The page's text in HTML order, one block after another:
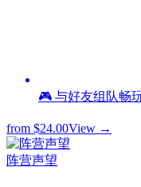
🎮 与好友组队畅
from $24.00View →
阵营声望